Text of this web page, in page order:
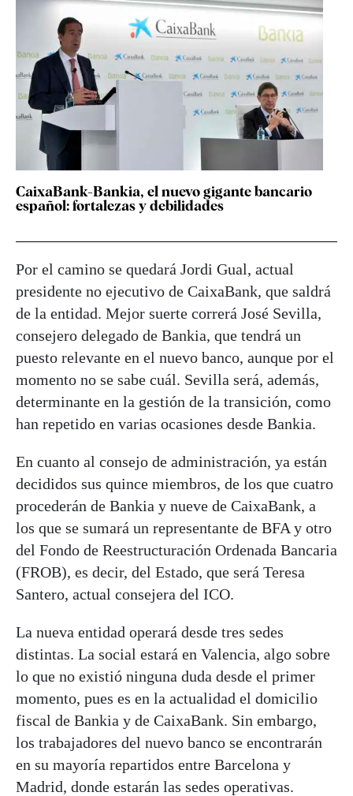
CaixaBank-Bankia, el nuevo gigante bancario
español: fortalezas y debilidades
Por el camino se quedará Jordi Gual, actual
presidente no ejecutivo de CaixaBank, que saldrá
de la entidad. Mejor suerte correrá José Sevilla,
consejero delegado de Bankia, que tendrá un
puesto relevante en el nuevo banco, aunque por el
momento no se sabe cuál. Sevilla será, además,
determinante en la gestión de la transición, como
han repetido en varias ocasiones desde Bankia.
En cuanto al consejo de administración, ya están
decididos sus quince miembros, de los que cuatro
procederán de Bankia y nueve de CaixaBank, a
los que se sumará un representante de BFA y otro
del Fondo de Reestructuración Ordenada Bancaria
(FROB), es decir, del Estado, que será Teresa
Santero, actual consejera del ICO.
La nueva entidad operará desde tres sedes
distintas. La social estará en Valencia, algo sobre
lo que no existió ninguna duda desde el primer
momento, pues es en la actualidad el domicilio
fiscal de Bankia y de CaixaBank. Sin embargo,
los trabajadores del nuevo banco se encontrarán
en su mayoría repartidos entre Barcelona y
Madrid, donde estarán las sedes operativas.